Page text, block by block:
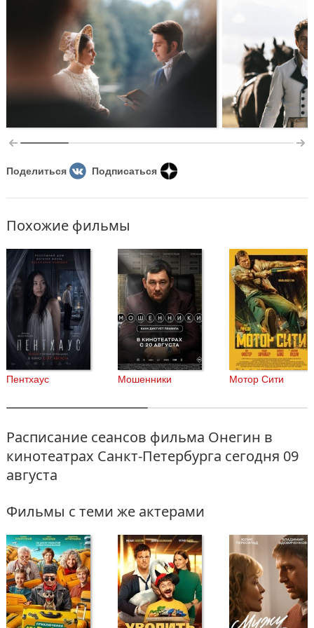
Поделиться Подписаться
Похожие фильмы
Пентхаус Мошенники Мотор Сити
Расписание сеансов фильма Онегин в
кинотеатрах Санкт-Петербурга сегодня 09
августа
Фильмы с теми же актерами